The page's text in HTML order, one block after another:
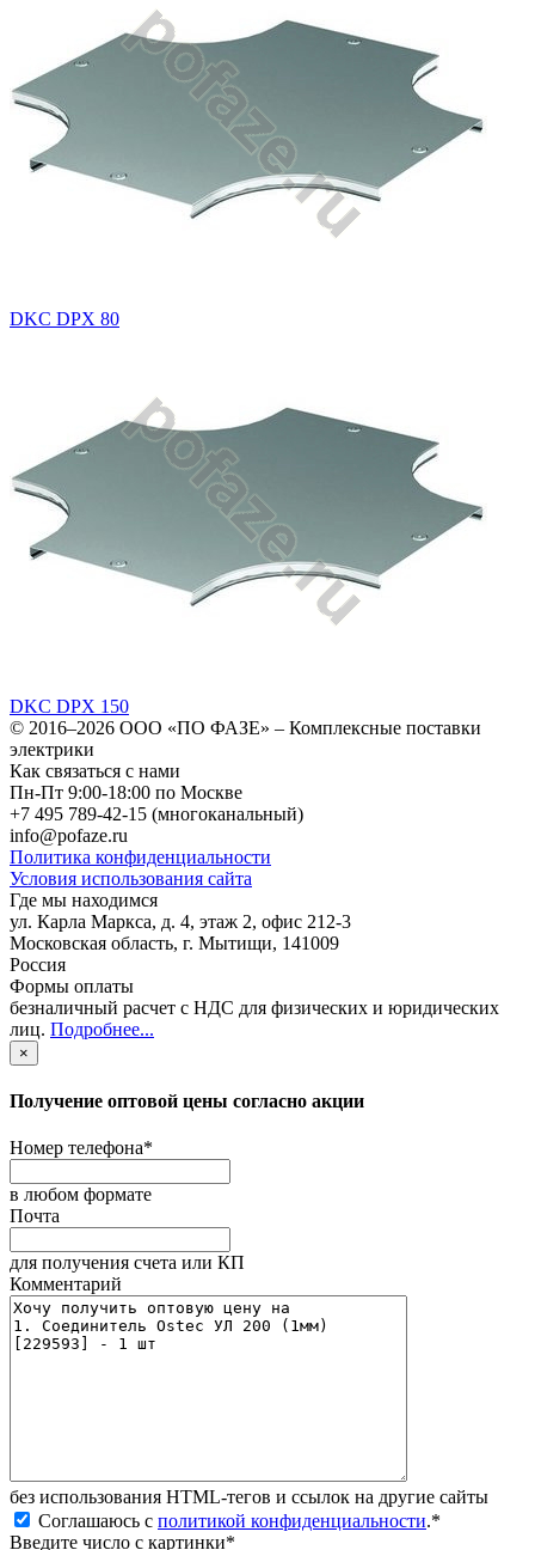
DKC DPX 80
DKC DPX 150
© 2016–2026 ООО «ПО ФАЗЕ» – Комплексные поставки
электрики
Как связаться с нами
Пн-Пт 9:00-18:00 по Москве
+7 495 789-42-15 (многоканальный)
info@pofaze.ru
Политика конфиденциальности
Условия использования сайта
Где мы находимся
ул. Карла Маркса, д. 4, этаж 2, офис 212-3
Московская область, г. Мытищи, 141009
Россия
Формы оплаты
безналичный расчет с НДС для физических и юридических
лиц. Подробнее...
×
Получение оптовой цены согласно акции
Номер телефона*
в любом формате
Почта
для получения счета или КП
Комментарий
без иcпользования HTML-тегов и ссылок на другие сайты
Соглашаюсь с политикой конфиденциальности.*
Введите число с картинки*